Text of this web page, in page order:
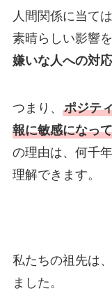
人間関係に当て
素晴らしい影響
嫌いな人への対
つまり、 ポジテ
報に敏感になっ
の理由は、何千
理解できます。
私たちの祖先は
ました。